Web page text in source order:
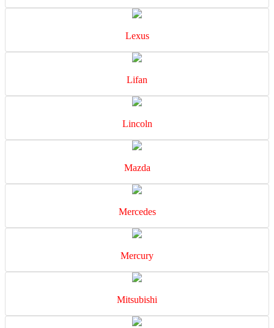
Lexus
Lifan
Lincoln
Mazda
Mercedes
Mercury
Mitsubishi